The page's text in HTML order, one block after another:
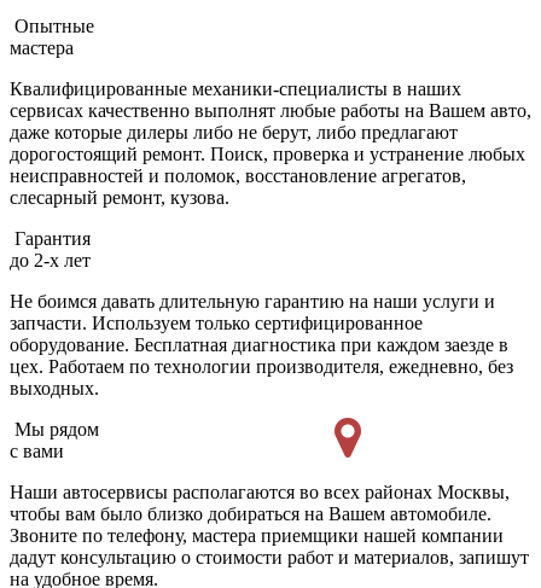
Опытные
мастера
Квалифицированные механики-специалисты в наших
сервисах качественно выполнят любые работы на Вашем авто,
даже которые дилеры либо не берут, либо предлагают
дорогостоящий ремонт. Поиск, проверка и устранение любых
неисправностей и поломок, восстановление агрегатов,
слесарный ремонт, кузова.
Гарантия
до 2-х лет
Не боимся давать длительную гарантию на наши услуги и
запчасти. Используем только сертифицированное
оборудование. Бесплатная диагностика при каждом заезде в
цех. Работаем по технологии производителя, ежедневно, без
выходных.
Мы рядом
с вами
Наши автосервисы располагаются во всех районах Москвы,
чтобы вам было близко добираться на Вашем автомобиле.
Звоните по телефону, мастера приемщики нашей компании
дадут консультацию о стоимости работ и материалов, запишут
на удобное время.